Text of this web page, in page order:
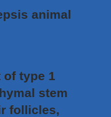
animal
of type 1
stem
follicles,